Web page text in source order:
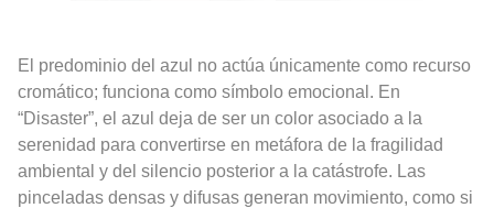
El predominio del azul no actúa únicamente como recurso
cromático; funciona como símbolo emocional. En
“Disaster”, el azul deja de ser un color asociado a la
serenidad para convertirse en metáfora de la fragilidad
ambiental y del silencio posterior a la catástrofe. Las
pinceladas densas y difusas generan movimiento, como si